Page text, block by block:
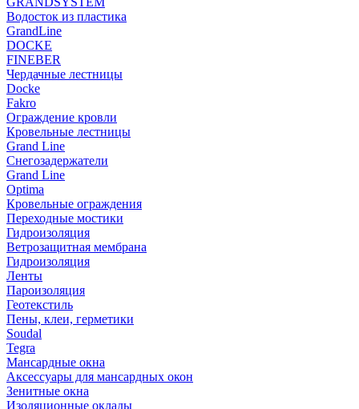
Водосток из пластика
GrandLine
DOCKE
FINEBER
Чердачные лестницы
Docke
Fakro
Ограждение кровли
Кровельные лестницы
Grand Line
Снегозадержатели
Grand Line
Optima
Кровельные ограждения
Переходные мостики
Гидроизоляция
Ветрозащитная мембрана
Гидроизоляция
Ленты
Пароизоляция
Геотекстиль
Пены, клеи, герметики
Soudal
Tegra
Мансардные окна
Аксессуары для мансардных окон
Зенитные окна
Изоляционные оклады